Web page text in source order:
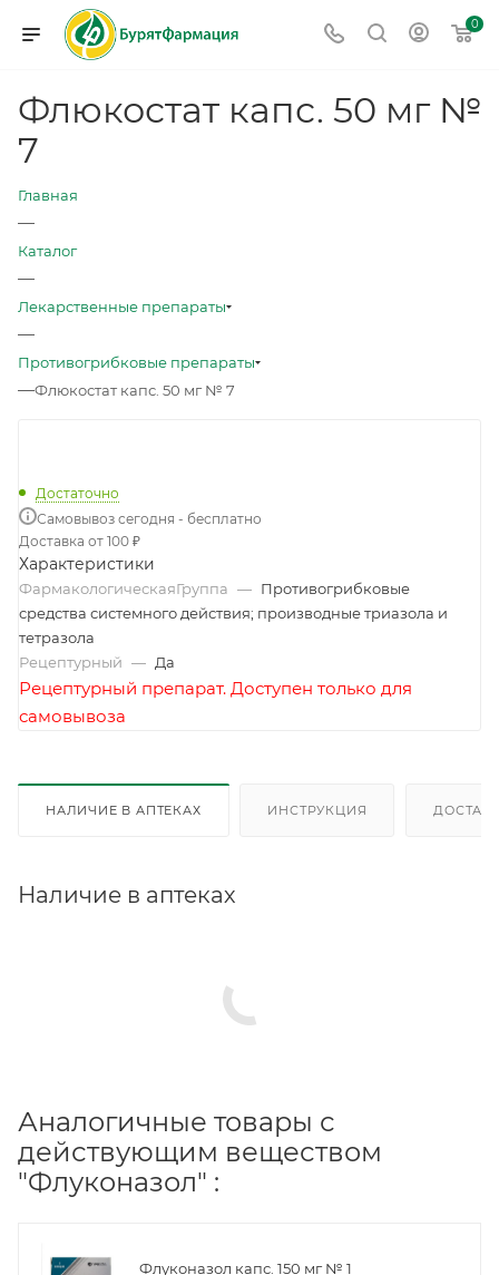
0
Флюкостат капс. 50 мг №
7
Главная
—
Каталог
—
Лекарственные препараты
—
Противогрибковые препараты
—Флюкостат капс. 50 мг № 7
Достаточно
Самовывоз сегодня - бесплатно
Доставка от 100 ₽
Характеристики
ФармакологическаяГруппа — Противогрибковые
средства системного действия; производные триазола и
тетразола
Рецептурный — Да
Рецептурный препарат. Доступен только для
самовывоза
НАЛИЧИЕ В АПТЕКАХ ИНСТРУКЦИЯ
Наличие в аптеках
Аналогичные товары с
действующим веществом
"Флуконазол" :
Флуконазол капс. 150 мг № 1